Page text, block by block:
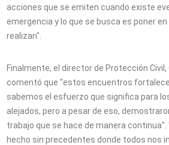
acciones que se emiten cuando existe
emergencia y lo que se busca es poner
realizan".
Finalmente, el director de Protección Civil,
comentó que "estos encuentros
sabemos el esfuerzo que significa para
alejados, pero a pesar de eso,
trabajo que se hace de manera
hecho sin precedentes donde todos nos